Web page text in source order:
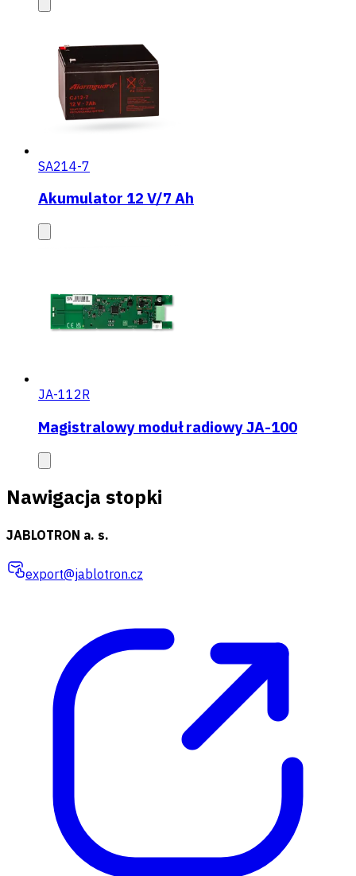
SA214-7
Akumulator 12 V/7 Ah
JA-112R
Magistralowy moduł radiowy JA-100
Nawigacja stopki
JABLOTRON a. s.
export@jablotron.cz